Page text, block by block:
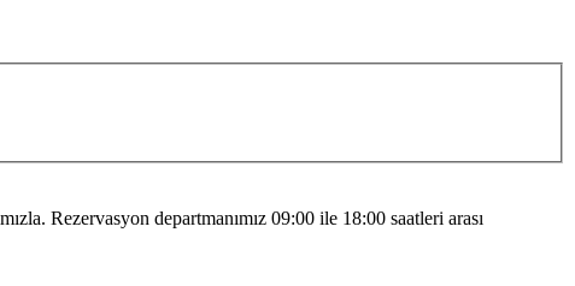
Rezervasyon departmanımız 09:00 ile 18:00 saatleri arası